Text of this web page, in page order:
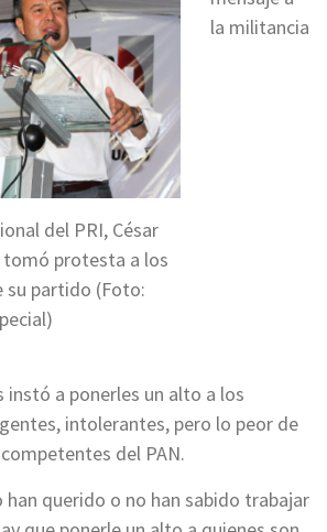
del PRI, César
tomó protesta a los
su partido (Foto:
la militancia
instó a ponerles un alto a los
intolerantes, pero lo peor de
del PAN.
han querido o no han sabido trabajar